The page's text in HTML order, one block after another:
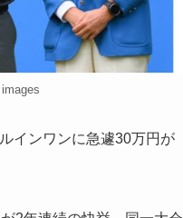
インワンに急遽30万円が